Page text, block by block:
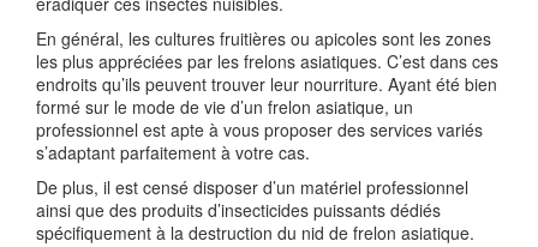
En général, les cultures fruitières ou apicoles sont les zones
les plus appréciées par les frelons asiatiques. C’est dans ces
endroits qu’ils peuvent trouver leur nourriture. Ayant été bien
formé sur le mode de vie d’un frelon asiatique, un
professionnel est apte à vous proposer des services variés
s’adaptant parfaitement à votre cas.
De plus, il est censé disposer d’un matériel professionnel
ainsi que des produits d’insecticides puissants dédiés
spécifiquement à la destruction du nid de frelon asiatique.